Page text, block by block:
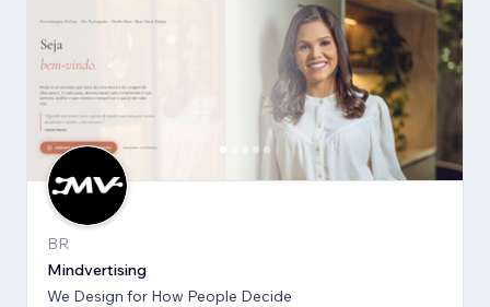
BR
Mindvertising
We Design for How People Decide